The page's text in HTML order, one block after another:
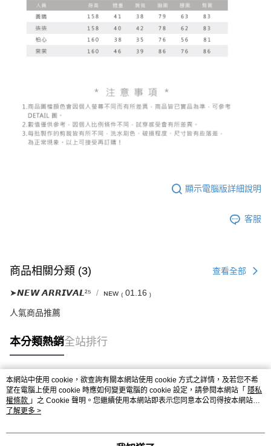
顯示電腦版詳細說明
客服
商品相關分類 (3) 查看全部
➤𝙉𝙀𝙒 𝘼𝙍𝙍𝙄𝙑𝘼𝙇²⁵ ɴᴇᴡ ₍ 01.16 ₎
人氣商品推薦
本分類熱銷全站排行
熱門標籤
本網站中使用 cookie，欲查詢有關本網站使用 cookie 方式之詳情，及若您不希
望在電腦上使用 cookie 時應如何變更電腦的 cookie 設定，請參閱本網站「 隱私
權條款 」之 Cookie 聲明。您繼續使用本網站即表示您同意本公司得按本網站使
用條款之 Cookie 聲明使用 cookie。
了解更多 >